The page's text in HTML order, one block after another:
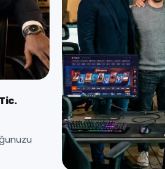
Hyper sayesinde
Şükrü Yavuzdoğan